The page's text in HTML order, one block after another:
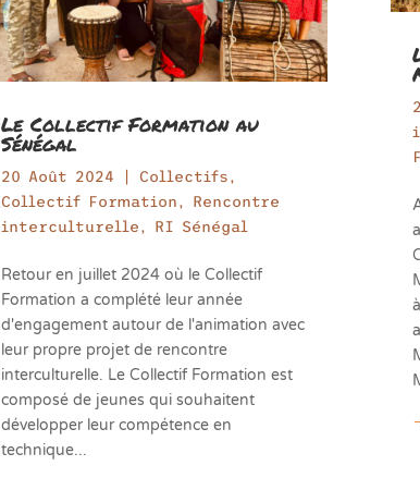
Le Collectif Formation au
Sénégal
20 Août 2024 Collectifs,
Collectif Formation, Rencontre
interculturelle, RI Sénégal
Retour en juillet 2024 où le Collectif
Formation a complété leur année
d'engagement autour de l'animation avec
leur propre projet de rencontre
interculturelle. Le Collectif Formation est
composé de jeunes qui souhaitent
développer leur compétence en
technique...